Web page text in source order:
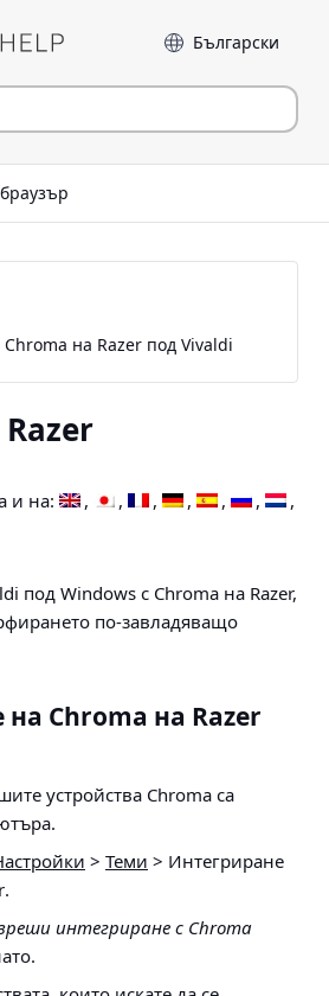
Език
и на:
под Windows с Chroma на Razer,
по-завладяващо
Chroma на Razer
устройства Chroma са
> Теми > Интегриране
.
интегриране с Chroma
на Razer под Vivaldi